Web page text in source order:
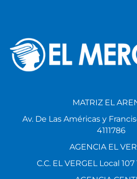
MATRIZ EL
Av. De Las Américas y
4111786
AGENCIA EL
C.C. EL VERGEL Local